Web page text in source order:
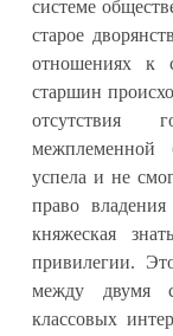
системе
старое
отношениях к
старшин
отсутствия
межплеменной
успела и не
право
княжеская
привилегии.
между двумя
классовых